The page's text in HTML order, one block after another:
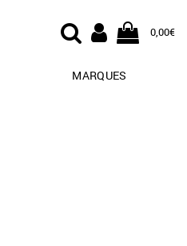
0,00€
MARQUES